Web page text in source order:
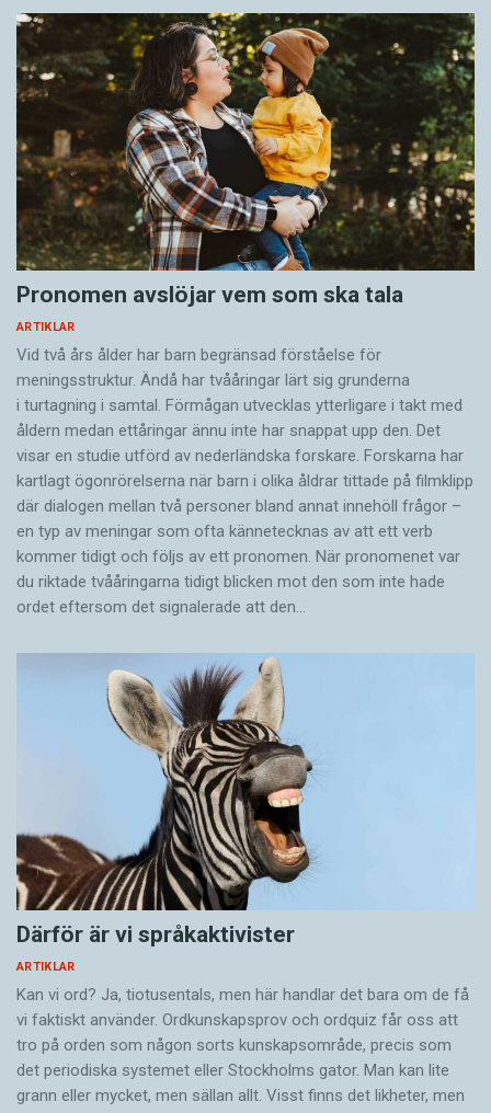
Pronomen avslöjar vem som ska tala
ARTIKLAR
Vid två års ålder har barn begränsad förståelse för
meningsstruktur. Ändå har tvååringar lärt sig grunderna
i turtagning i samtal. Förmågan utvecklas ytterligare i takt med
åldern medan ettåringar ännu inte har snappat upp den. Det
visar en studie utförd av nederländska forskare. Forskarna har
kartlagt ögonrörelserna när barn i olika åldrar tittade på filmklipp
där dialogen mellan två personer bland annat innehöll frågor –
en typ av meningar som ofta kännetecknas av att ett verb
kommer tidigt och följs av ett pronomen. När pronomenet var
du riktade tvååringarna tidigt blicken mot den som inte hade
ordet eftersom det ­signalerade att den…
Därför är vi språkaktivister
ARTIKLAR
Kan vi ord? Ja, tiotusentals, men här handlar det bara om de få
vi faktiskt använder. Ordkunskapsprov och ordquiz får oss att
tro på orden som någon sorts kunskapsområde, precis som
det periodiska systemet eller Stockholms gator. Man kan lite
grann eller mycket, men sällan allt. Visst finns det likheter, men